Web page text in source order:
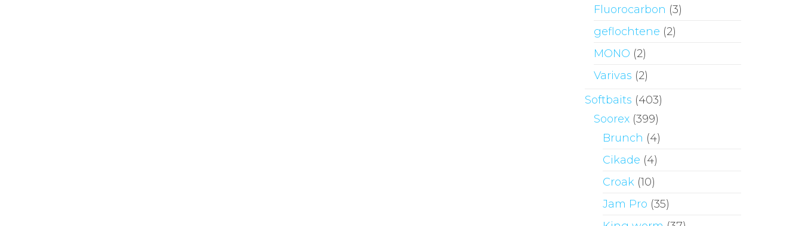
gewählt
werden
Fluorocarbon (3)
geflochtene (2)
MONO (2)
Varivas (2)
Softbaits (403)
Soorex (399)
Brunch (4)
Cikade (4)
Croak (10)
Jam Pro (35)